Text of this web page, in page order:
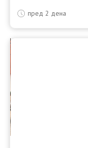
прашања по
претседател
пред 2 дена